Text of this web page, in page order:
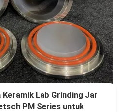
Lab Grinding Jar
PM Series untuk